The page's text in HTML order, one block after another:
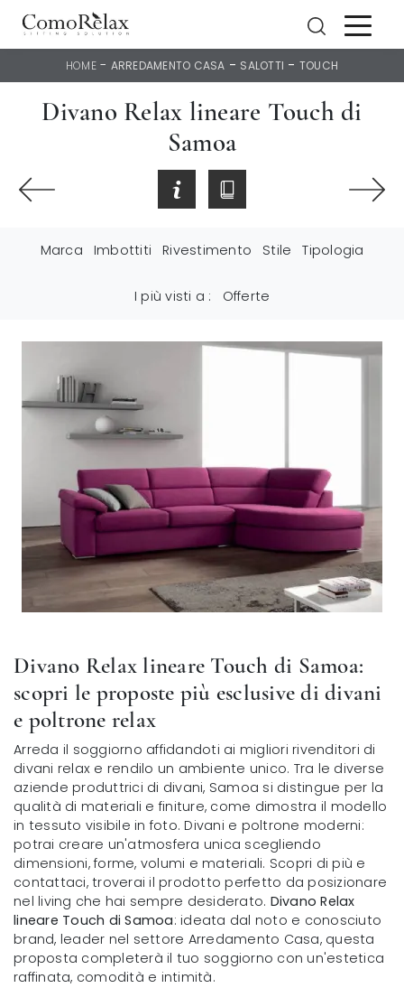
HOME- ARREDAMENTO CASA - SALOTTI - TOUCH
Divano Relax lineare Touch di
Samoa
Marca Imbottiti Rivestimento Stile Tipologia
I più visti a : Offerte
Divano Relax lineare Touch di Samoa:
scopri le proposte più esclusive di divani
e poltrone relax
Arreda il soggiorno affidandoti ai migliori rivenditori di
divani relax e rendilo un ambiente unico. Tra le diverse
aziende produttrici di divani, Samoa si distingue per la
qualità di materiali e finiture, come dimostra il modello
in tessuto visibile in foto. Divani e poltrone moderni:
potrai creare un'atmosfera unica scegliendo
dimensioni, forme, volumi e materiali. Scopri di più e
contattaci, troverai il prodotto perfetto da posizionare
nel living che hai sempre desiderato. Divano Relax
lineare Touch di Samoa: ideata dal noto e conosciuto
brand, leader nel settore Arredamento Casa, questa
proposta completerà il tuo soggiorno con un'estetica
raffinata, comodità e intimità.